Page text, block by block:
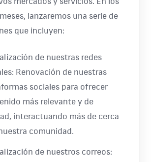
lanzaremos una serie de
que incluyen:
de nuestras redes
Renovación de nuestras
sociales para ofrecer
más relevante y de
interactuando más de cerca
comunidad.
de nuestros correos: